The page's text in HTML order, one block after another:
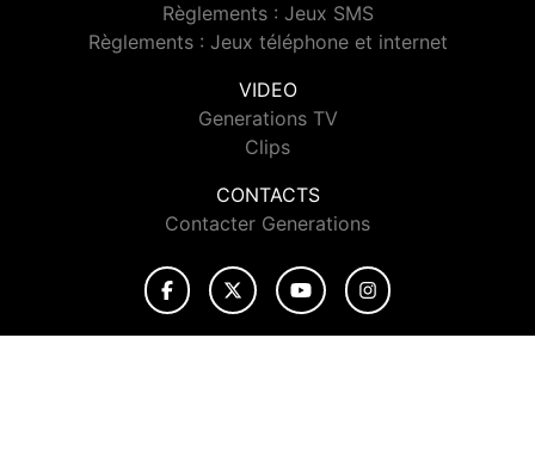
Règlements : Jeux SMS
Règlements : Jeux téléphone et internet
VIDEO
Generations TV
Clips
CONTACTS
Contacter Generations